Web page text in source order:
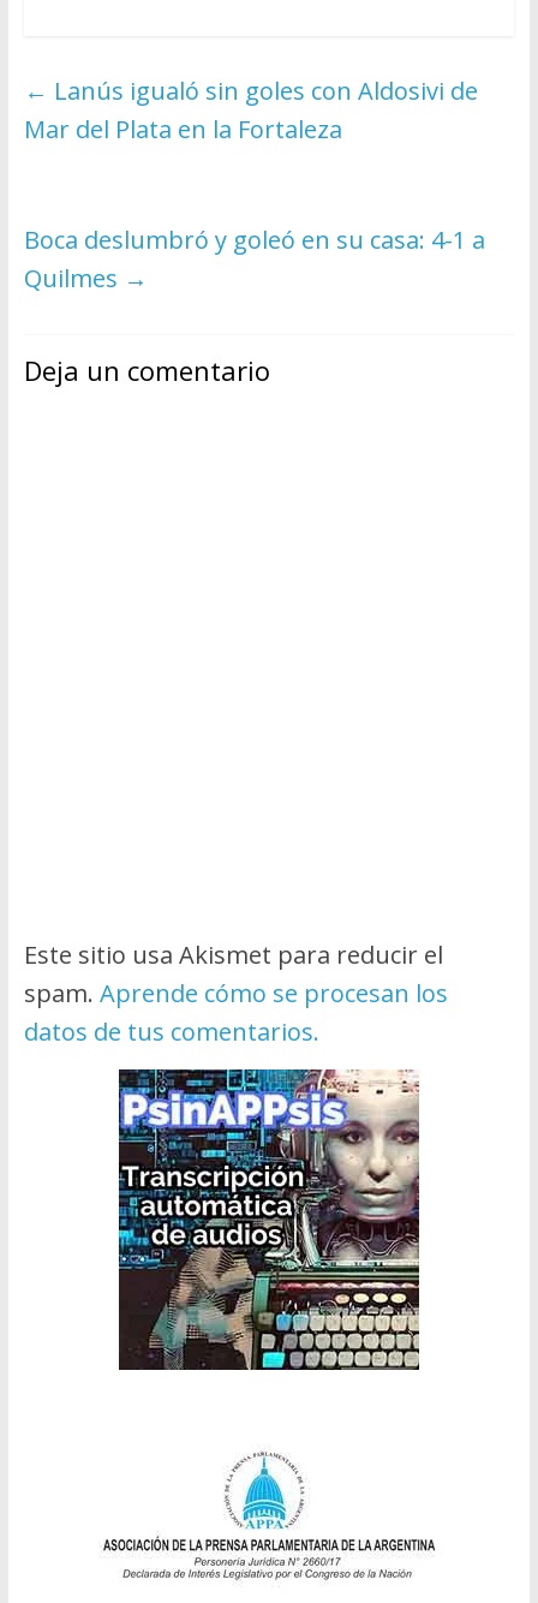
← Lanús igualó sin goles con Aldosivi de
Mar del Plata en la Fortaleza
Boca deslumbró y goleó en su casa: 4-1 a
Quilmes →
Deja un comentario
Este sitio usa Akismet para reducir el
spam. Aprende cómo se procesan los
datos de tus comentarios.